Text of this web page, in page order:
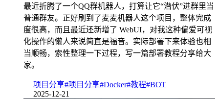
最近折腾了一个QQ群机器人，打算让它“潜伏”进群里当
普通群友。正好刷到了麦麦机器人这个项目，整体完成
度很高，而且最近还新增了 WebUI，对我这种偏爱可视
化操作的懒人来说简直是福音。实际部署下来体验也相
当顺畅，索性整理一下过程，写一篇部署教程分享给大
家。
项目分享#项目分享#Docker#教程#BOT
2025-12-21